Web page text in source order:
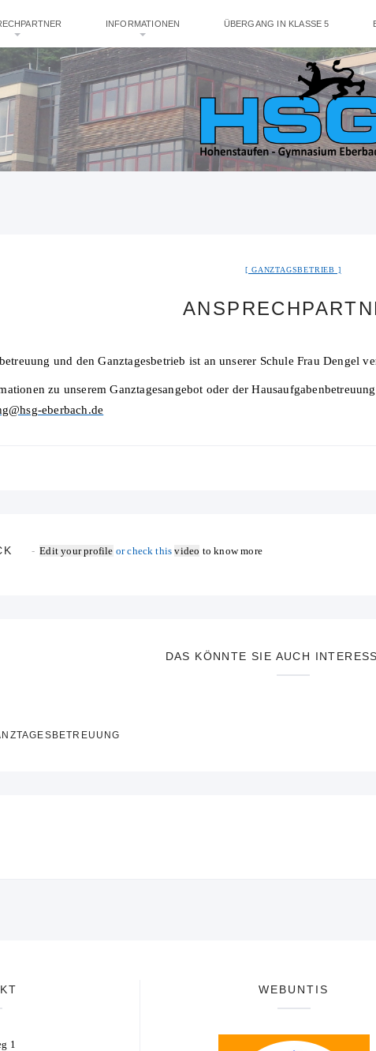
INFORMATIONEN ÜBERGANG IN KLASSE 5
GANZTAGSBETRIEB
und den Ganztagesbetrieb ist an unserer Schule Frau Dengel
zu unserem Ganztagesangebot oder der
eberbach.de
Edit your profile or check thisvideo to know more
DAS KÖNNTE SIE AUCH
1
WEBUNTIS